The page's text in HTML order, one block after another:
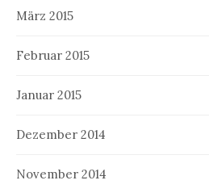
März 2015
Februar 2015
Januar 2015
Dezember 2014
November 2014